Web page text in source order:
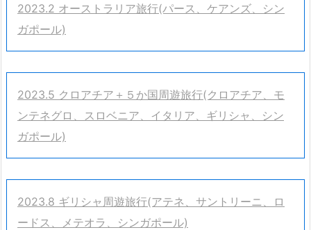
2023.2 オーストラリア旅行(パース、ケアンズ、シン
ガポール)
2023.5 クロアチア＋５か国周遊旅行(クロアチア、モ
ンテネグロ、スロベニア、イタリア、ギリシャ、シン
ガポール)
2023.8 ギリシャ周遊旅行(アテネ、サントリーニ、ロ
ードス、メテオラ、シンガポール)